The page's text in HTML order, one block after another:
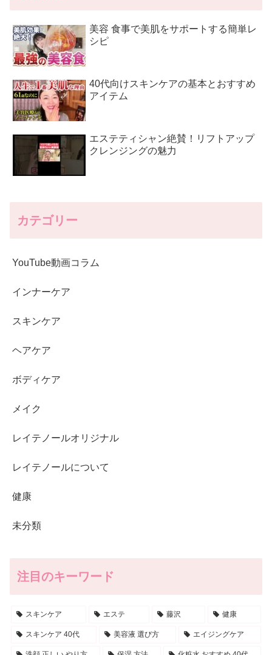
美容 食事で美肌をサポートする簡単レ
シピ
40代向けスキンケアの基本とおすすめ
アイテム
エステティシャン絶賛！リフトアップ
クレンジングの魅力
カテゴリー
YouTube動画コラム
インナーケア
スキンケア
ヘアケア
ボディケア
メイク
レイテノールオリジナル
レイテノールについて
健康
未分類
注目のキーワード
スキンケア エステ 藤沢 健康
スキンケア 40代 美容液 選び方 エイジングケア